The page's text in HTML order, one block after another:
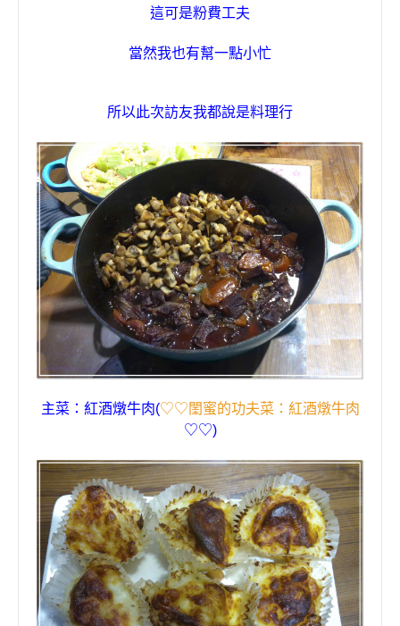
這可是粉費工夫
當然我也有幫一點小忙
所以此次訪友我都說是料理行
主菜： 紅酒燉牛肉(♡♡閨蜜的功夫菜：紅酒燉牛肉
♡♡)